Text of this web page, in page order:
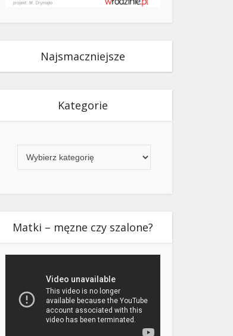
Najsmaczniejsze
Kategorie
Matki – męzne czy szalone?